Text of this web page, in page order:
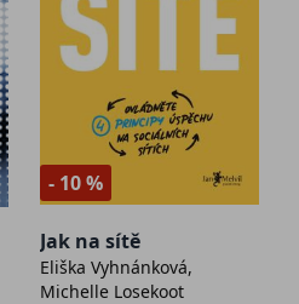
- 10 %
Jak na sítě
Eliška Vyhnánková,
Michelle Losekoot